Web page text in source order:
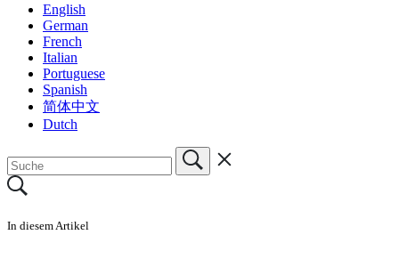
English
German
French
Italian
Portuguese
Spanish
简体中文
Dutch
In diesem Artikel